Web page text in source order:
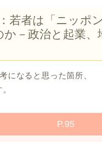
若者は「ニッポ
か－政治と起業、
になると思った箇所、
P.95